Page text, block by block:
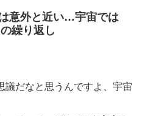
意外と近い…宇宙では
繰り返し
議だなと思うんですよ、宇宙